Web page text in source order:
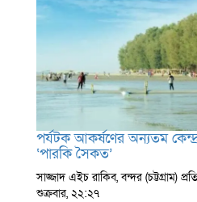
পর্যটক আকর্ষণের অন্যতম
‘পারকি সৈকত’
সাজ্জাদ এইচ রাকিব, বন্দর (চট্টগ্রাম)
শুক্রবার, ২২:২৭